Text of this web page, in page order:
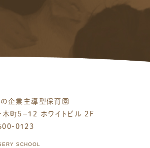
企業主導型保育園
町５−１２
ホワイトビル 2F
0123
SCHOOL